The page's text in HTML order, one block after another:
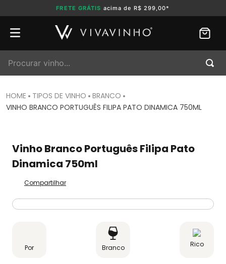
FRETE GRÁTIS acima de R$ 299,00*
TIPOS DE VINHO
BRANCO
VINHO BRANCO PORTUGUÊS FILIPA PATO DINAMICA 750ML
Vinho Branco Português Filipa Pato
Dinamica 750ml
Compartilhar
Por Branco Rico